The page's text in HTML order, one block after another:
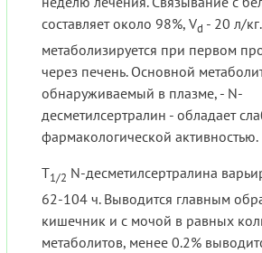
составляет около 98%, Vd - 20 л/
метаболизируется при первом
через печень. Основной
обнаруживаемый в плазме, - N-
десметилсертралин - обладает
фармакологической активностью.
T1/2 N-десметилсертралина
62-104 ч. Выводится главным
кишечник и с мочой в равных
метаболитов, менее 0.2%